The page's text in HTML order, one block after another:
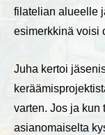
filatelian alueelle
esimerkkinä voisi
Juha kertoi
varten. Jos ja kun
asianomaiselta